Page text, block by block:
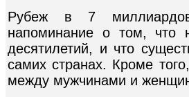
Рубеж в 7
напоминание о том, что
десятилетий, и что
самих странах. Кроме
между мужчинами и